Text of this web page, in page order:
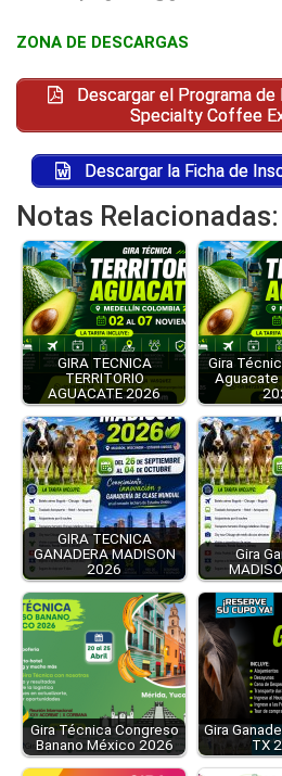
ZONA DE DESCARGAS
Descargar el Programa de
Specialty Coffee
Descargar la Ficha de
Notas Relacionadas:
GIRA TECNICA
TERRITORIO
AGUACATE 2026
Gira
Aguacate
GIRA TECNICA
GANADERA MADISON
2026
Gira
Gira Técnica Congreso
Banano México 2026
Gira
TX